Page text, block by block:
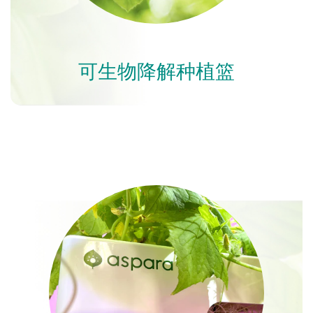
可生物降解种植篮